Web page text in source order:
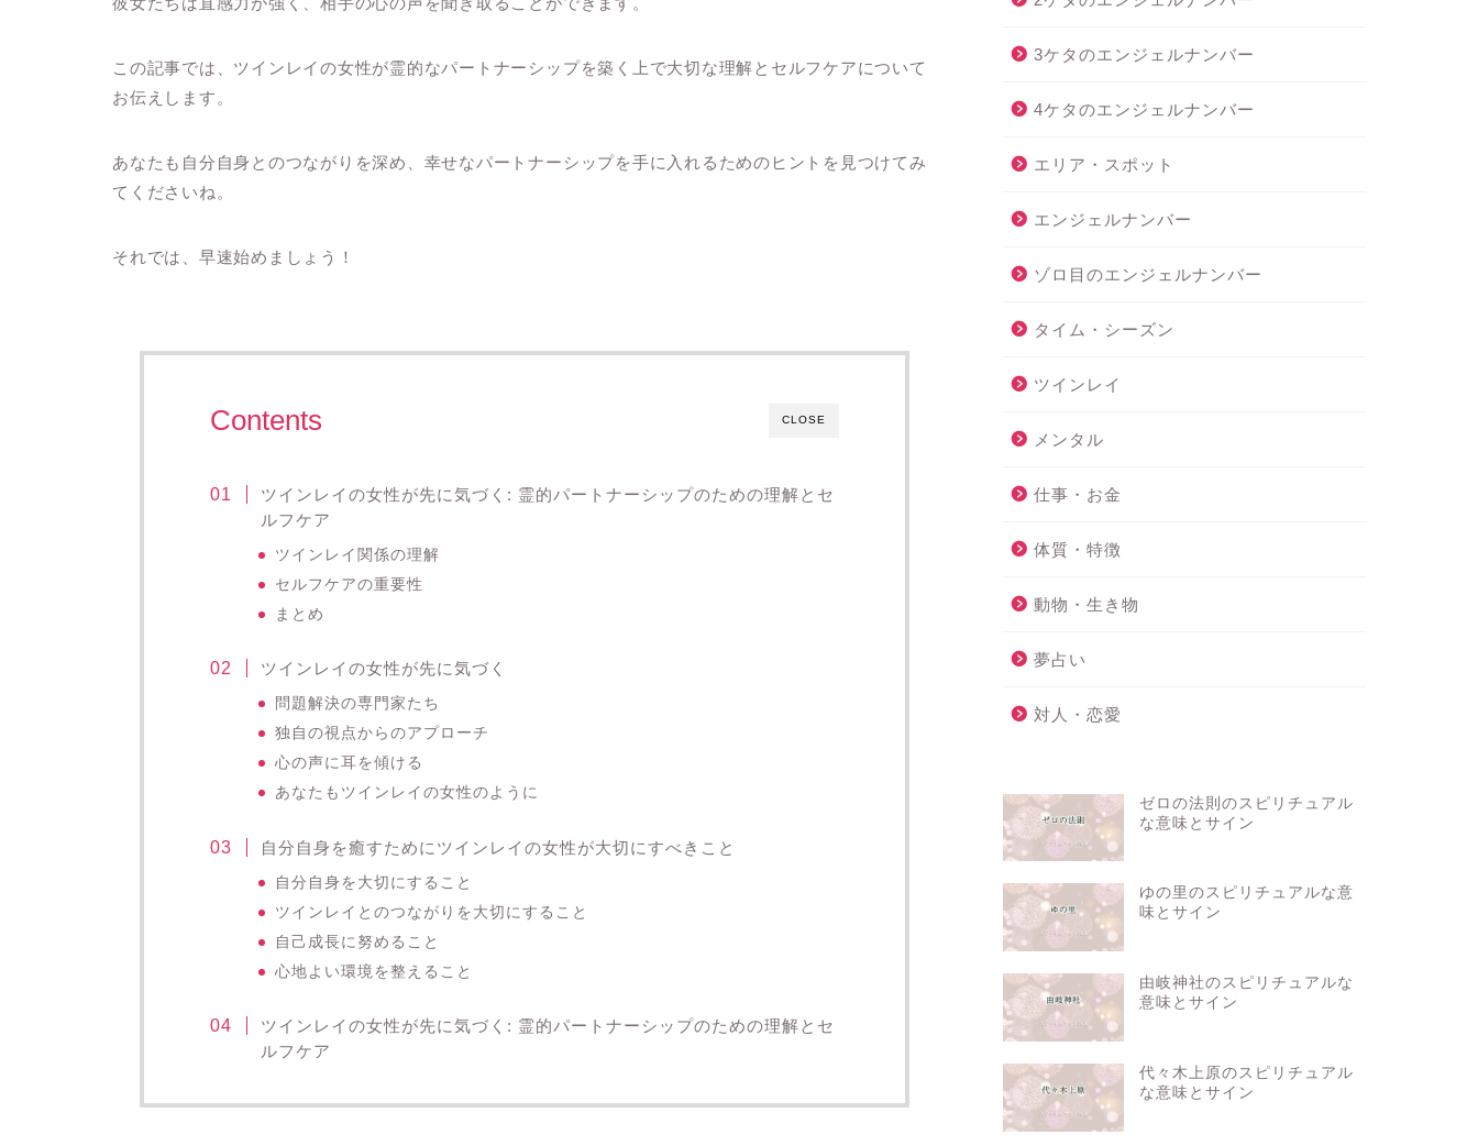
この記事では、ツインレイの女性が霊的なパートナーシップを築く上で大切な理解とセルフケアについて
お伝えします。
あなたも自分自身とのつながりを深め、幸せなパートナーシップを手に入れるためのヒントを見つけてみ
てくださいね。
それでは、早速始めましょう！
CLOSE
Contents
ツインレイの女性が先に気づく: 霊的パートナーシップのための理解とセ
ルフケア
ツインレイ関係の理解
セルフケアの重要性
まとめ
ツインレイの女性が先に気づく
問題解決の専門家たち
独自の視点からのアプローチ
心の声に耳を傾ける
あなたもツインレイの女性のように
自分自身を癒すためにツインレイの女性が大切にすべきこと
自分自身を大切にすること
ツインレイとのつながりを大切にすること
自己成長に努めること
心地よい環境を整えること
ツインレイの女性が先に気づく: 霊的パートナーシップのための理解とセ
ルフケア
3ケタのエンジェルナンバー
4ケタのエンジェルナンバー
エリア・スポット
エンジェルナンバー
ゾロ目のエンジェルナンバー
タイム・シーズン
ツインレイ
メンタル
仕事・お金
体質・特徴
動物・生き物
夢占い
対人・恋愛
ゼロの法則のスピリチュアル
な意味とサイン
ゆの里のスピリチュアルな意
味とサイン
由岐神社のスピリチュアルな
意味とサイン
代々木上原のスピリチュアル
な意味とサイン